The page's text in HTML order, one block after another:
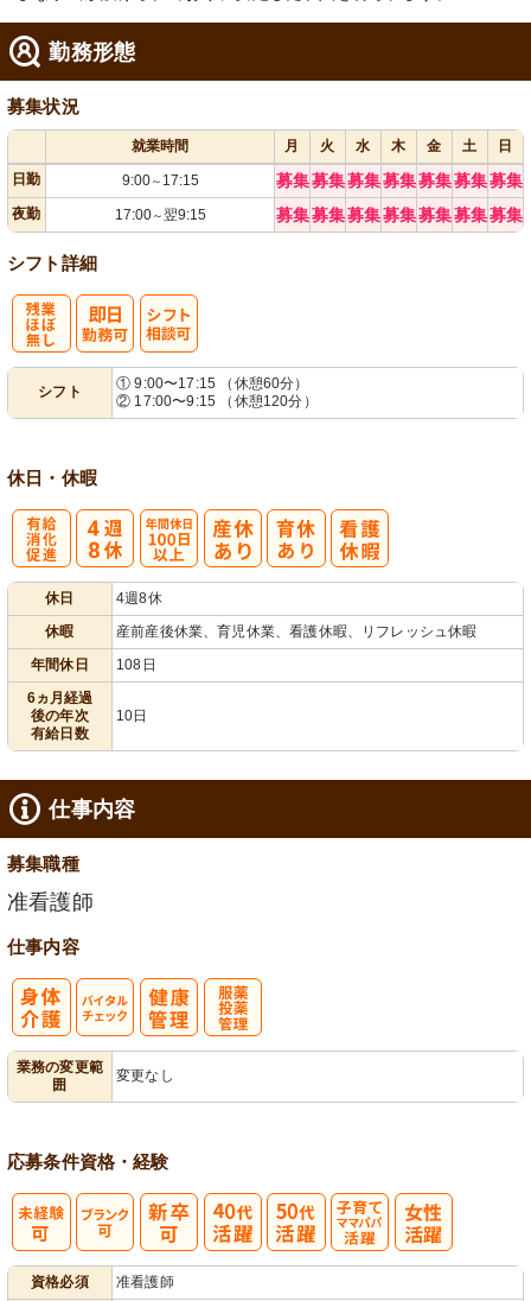
勤務形態
募集状況
就業時間 月 火 水 木 金 土
日
日勤
9:00～ 17:15 募集募集募集募集募集募集募集
夜勤 17:00～翌9:15 募集募集募集募集募集募集募集
シフト詳細
シフト
① 9:00〜17:15 （休憩60分）
② 17:00〜9:15 （休憩120分）
休日・休暇
休日
4週8休
休暇
産前産後休業、育児休業、看護休暇、リフレッシュ休暇
年間休日
108日
6ヵ月経過
後の年次
有給日数
10日
仕事内容
募集職種
准看護師
仕事内容
業務の変更範
囲
変更なし
応募条件資格・経験
資格必須 准看護師